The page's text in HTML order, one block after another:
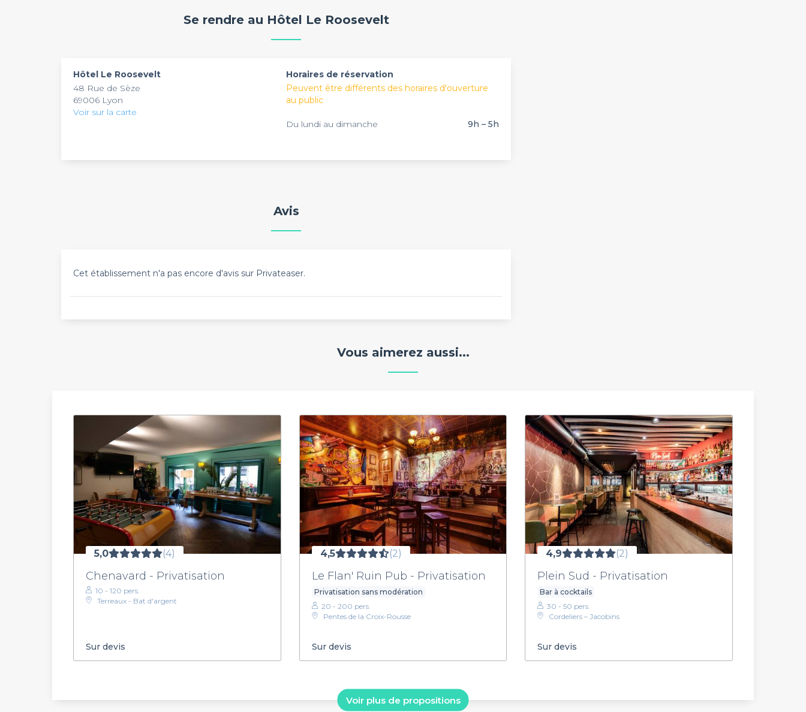
Se rendre au Hôtel Le Roosevelt
Hôtel Le Roosevelt
48 Rue de Sèze
69006 Lyon
Voir sur la carte
Horaires de réservation
Peuvent être différents des horaires d'ouverture
au public
Du lundi au dimanche 9h – 5h
Avis
Cet établissement n'a pas encore d'avis sur Privateaser.
Vous aimerez aussi...
5,0 (4)
Chenavard - Privatisation
10 - 120 pers.
Terreaux - Bat d'argent
Sur devis
4,5 (2)
Le Flan' Ruin Pub - Privatisation
Privatisation sans modération
20 - 200 pers.
Pentes de la Croix-Rousse
Sur devis
4,9 (2)
Plein Sud - Privatisation
Bar à cocktails
30 - 50 pers.
Cordeliers – Jacobins
Sur devis
Voir plus de propositions